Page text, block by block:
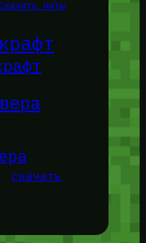
читы
скачать